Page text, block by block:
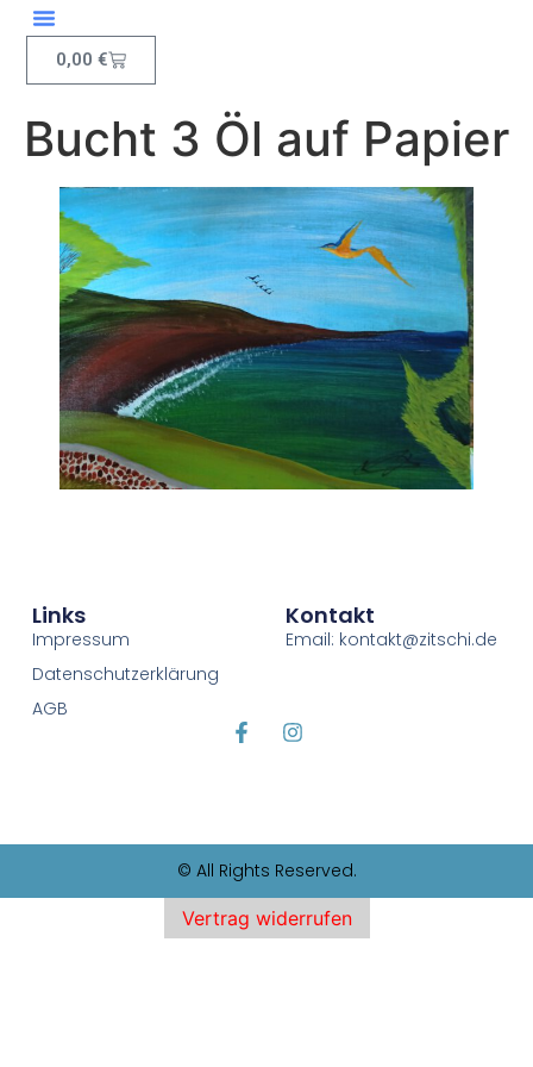
springen
0,00€
Bucht 3 Öl auf Papier
Links
Impressum
Datenschutzerklärung
AGB
Kontakt
Email: kontakt@zitschi.de
© All Rights Reserved.
Vertrag widerrufen